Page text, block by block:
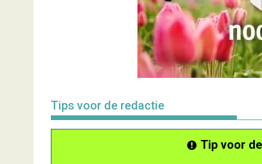
Tips voor de redactie
Tip voor